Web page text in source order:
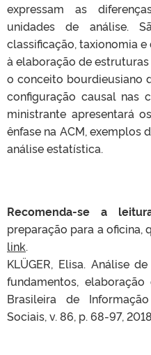
expressam as
unidades de análise.
classificação, taxionomia
à elaboração de
o conceito bourdieusiano
configuração causal nas
ministrante apresentará
ênfase na ACM, exemplos
análise estatística.
Recomenda-se a
preparação para a oficina,
link.
KLÜGER, Elisa. Análise
fundamentos, elaboração
Brasileira de
Sociais, v. 86, p. 68-97,